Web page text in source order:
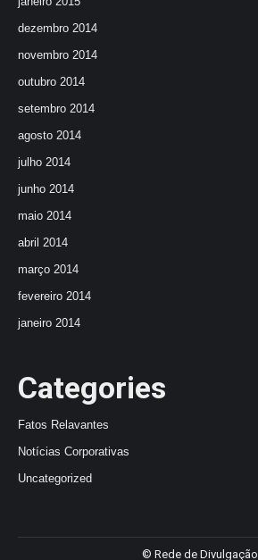
dezembro 2014
novembro 2014
outubro 2014
setembro 2014
agosto 2014
julho 2014
junho 2014
maio 2014
abril 2014
março 2014
fevereiro 2014
janeiro 2014
Categories
Fatos Relavantes
Notícias Corporativas
Uncategorized
© Rede de Divulgação